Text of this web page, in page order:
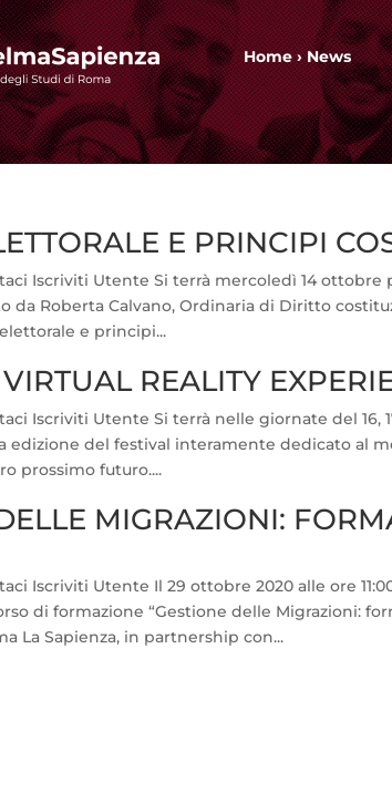
Home›News
E PRINCIPI
Iscriviti Utente Si terrà mercoledì 14 ottobre
da Roberta Calvano, Ordinaria di Diritto
e principi...
REALITY
Iscriviti Utente Si terrà nelle giornate del 16,
edizione del festival interamente dedicato al
prossimo futuro....
MIGRAZIONI:
Iscriviti Utente Il 29 ottobre 2020 alle ore
di formazione “Gestione delle Migrazioni:
La Sapienza, in partnership con...